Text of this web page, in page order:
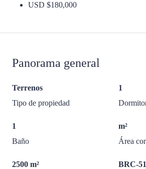
USD $180,000
Panorama general
Terrenos
Tipo de propiedad
1
1
Baño
m²
Área
2500 m²
BRC-